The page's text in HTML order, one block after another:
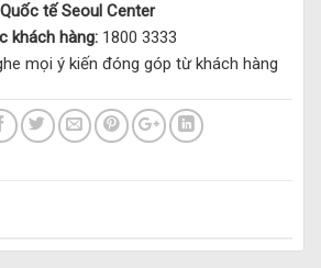
tế Seoul Center
khách hàng: 1800 3333
mọi ý kiến đóng góp từ khách hàng